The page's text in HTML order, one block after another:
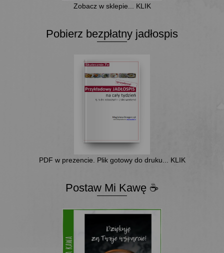
Zobacz w sklepie... KLIK
Pobierz bezpłatny jadłospis
PDF w prezencie. Plik gotowy do druku... KLIK
Postaw Mi Kawę ☕